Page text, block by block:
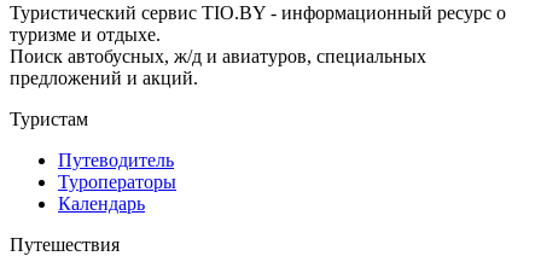
Туристический сервис TIO.BY - информационный ресурс о
туризме и отдыхе.
Поиск автобусных, ж/д и авиатуров, специальных
предложений и акций.
Туристам
Путеводитель
Туроператоры
Календарь
Путешествия